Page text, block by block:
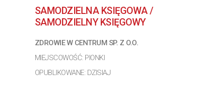
>> Poznaj szczegóły oferty
SAMODZIELNA KSIĘGOWA /
SAMODZIELNY KSIĘGOWY
ZDROWIE W CENTRUM SP. Z O.O.
MIEJSCOWOŚĆ: PIONKI
OPUBLIKOWANE: DZISIAJ